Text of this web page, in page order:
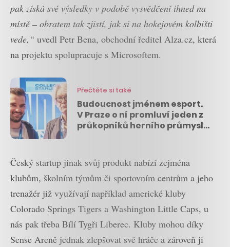
pak získá své výsledky v podobě vysvědčení ihned na
místě – obratem tak zjistí, jak si na hokejovém kolbišti
vede,“ uvedl Petr Bena, obchodní ředitel Alza.cz, která
na projektu spolupracuje s Microsoftem.
Přečtěte si také
Budoucnost jménem esport.
V Praze o ní promluví jeden z
průkopníků herního průmyslu
Český startup jinak svůj produkt nabízí zejména
klubům, školním týmům či sportovním centrům a jeho
trenažér již využívají například americké kluby
Colorado Springs Tigers a Washington Little Caps, u
nás pak třeba Bílí Tygři Liberec. Kluby mohou díky
Sense Areně jednak zlepšovat své hráče a zároveň ji